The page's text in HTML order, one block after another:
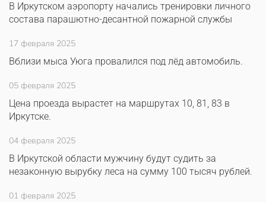
В Иркутском аэропорту начались тренировки личного
состава парашютно-десантной пожарной службы
17 февраля 2025
Вблизи мыса Уюга провалился под лёд автомобиль.
05 февраля 2025
Цена проезда вырастет на маршрутах 10, 81, 83 в
Иркутске.
04 февраля 2025
В Иркутской области мужчину будут судить за
незаконную вырубку леса на сумму 100 тысяч рублей.
01 февраля 2025